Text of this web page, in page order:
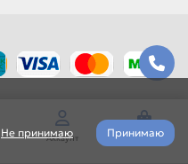
Не принимаю Принимаю
Аккаунт Корзина